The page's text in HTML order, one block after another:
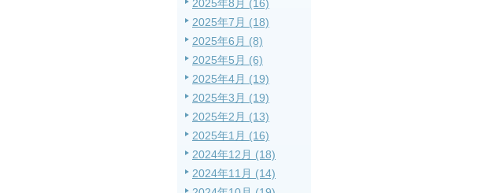
2025年8月 (16)
2025年7月 (18)
2025年6月 (8)
2025年5月 (6)
2025年4月 (19)
2025年3月 (19)
2025年2月 (13)
2025年1月 (16)
2024年12月 (18)
2024年11月 (14)